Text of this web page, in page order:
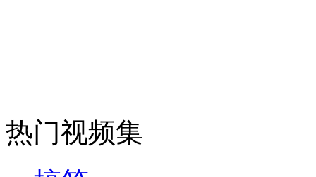
走！跟着总书记去植树
热门视频集